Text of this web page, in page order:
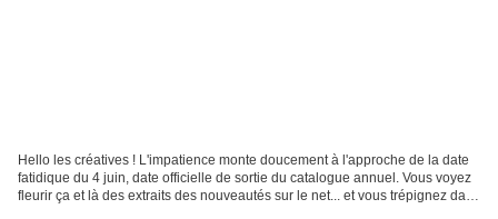
Hello les créatives ! L'impatience monte doucement à l'approche de la date
fatidique du 4 juin, date officielle de sortie du catalogue annuel. Vous voyez
fleurir ça et là des extraits des nouveautés sur le net... et vous trépignez dans